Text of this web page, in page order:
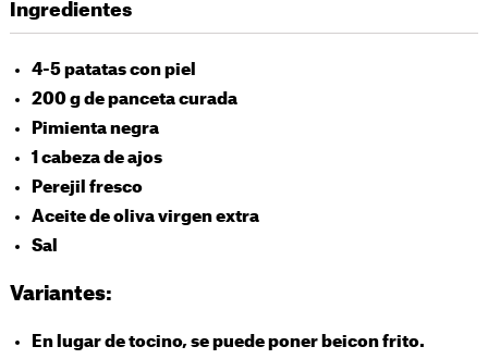
Ingredientes
4-5 patatas con piel
200 g de panceta curada
Pimienta negra
1 cabeza de ajos
Perejil fresco
Aceite de oliva virgen extra
Sal
Variantes:
En lugar de tocino, se puede poner beicon frito.